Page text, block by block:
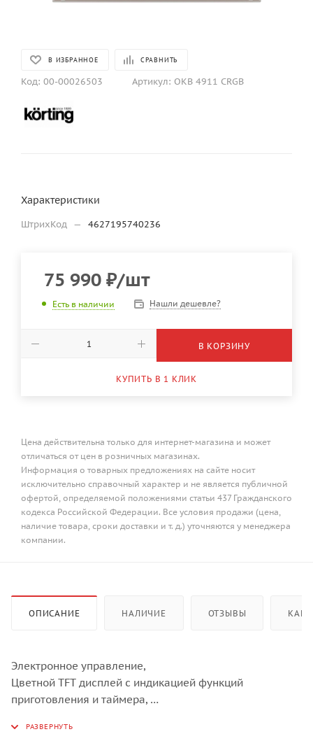
В ИЗБРАННОЕ СРАВНИТЬ
Код: 00-00026503 Артикул: OKB 4911 CRGB
Характеристики
ШтрихКод — 4627195740236
75 990 ₽/шт
Есть в наличии Нашли дешевле?
В КОРЗИНУ
КУПИТЬ В 1 КЛИК
Цена действительна только для интернет-магазина и может
отличаться от цен в розничных магазинах.
Информация о товарных предложениях на сайте носит
исключительно справочный характер и не является публичной
офертой, определяемой положениями статьи 437 Гражданского
кодекса Российской Федерации. Все условия продажи (цена,
наличие товара, сроки доставки и т. д.) уточняются у менеджера
компании.
ОПИСАНИЕ НАЛИЧИЕ ОТЗЫВЫ КАК
Электронное управление,
Цветной TFT дисплей с индикацией функций
приготовления и таймера,
старта, Автопрограммы (книга рецептов),